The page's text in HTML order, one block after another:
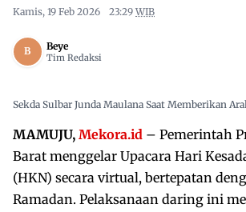
Kamis, 19 Feb 2026 23:29 WIB
Beye
Tim Redaksi
Sekda Sulbar Junda
MAMUJU, Mekora.id – Pemerintah
Barat menggelar Upacara Hari
(HKN) secara virtual, bertepatan
Ramadan. Pelaksanaan daring ini